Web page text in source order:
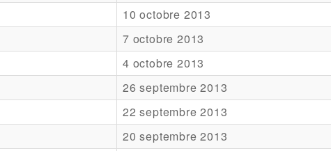
10 octobre 2013
7 octobre 2013
4 octobre 2013
26 septembre 2013
22 septembre 2013
20 septembre 2013